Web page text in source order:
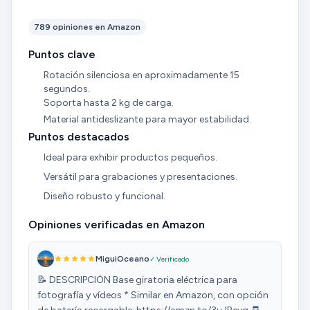
789 opiniones en Amazon
Puntos clave
Rotación silenciosa en aproximadamente 15
segundos.
Soporta hasta 2 kg de carga.
Material antideslizante para mayor estabilidad.
Puntos destacados
Ideal para exhibir productos pequeños.
Versátil para grabaciones y presentaciones.
Diseño robusto y funcional.
Opiniones verificadas en Amazon
MiguiOceano✓ Verificado
📝 DESCRIPCIÓN Base giratoria eléctrica para
fotografía y vídeos * Similar en Amazon, con opción